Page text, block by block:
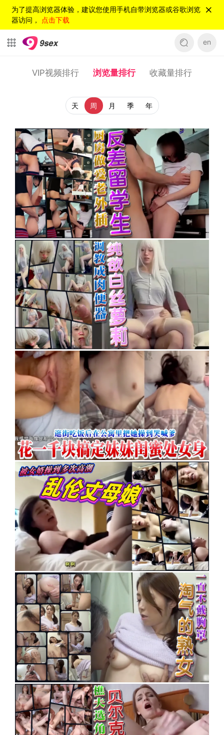
为了提高浏览器体验，建议您使用手机自带浏览器或谷歌浏览
器访问， 点击下载
en
VIP视频排行 浏览量排行 收藏量排行
天 周 月 季 年